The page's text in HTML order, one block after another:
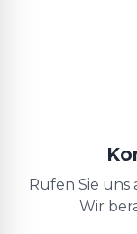
Rufen Sie uns
Wir